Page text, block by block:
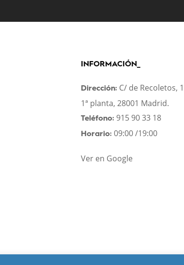
INFORMACIÓN_
Dirección: C/ de Recoletos,
1ª planta, 28001 Madrid.
Teléfono: 915 90 33 18
Horario: 09:00 /19:00
Ver en Google